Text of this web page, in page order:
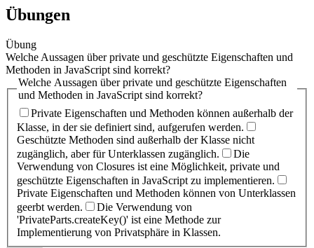
Übungen
Übung
Welche Aussagen über private und geschützte Eigenschaften und
Methoden in JavaScript sind korrekt?
Welche Aussagen über private und geschützte Eigenschaften
und Methoden in JavaScript sind korrekt?
Private Eigenschaften und Methoden können außerhalb der
Klasse, in der sie definiert sind, aufgerufen werden.
Geschützte Methoden sind außerhalb der Klasse nicht
zugänglich, aber für Unterklassen zugänglich.
Die
Verwendung von Closures ist eine Möglichkeit, private und
geschützte Eigenschaften in JavaScript zu implementieren.
Private Eigenschaften und Methoden können von Unterklassen
geerbt werden.
Die Verwendung von
'PrivateParts.createKey()' ist eine Methode zur
Implementierung von Privatsphäre in Klassen.